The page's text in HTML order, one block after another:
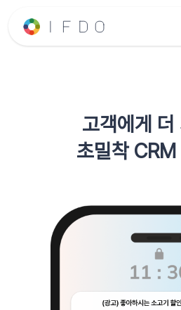
고객에게 더
초밀착 CRM